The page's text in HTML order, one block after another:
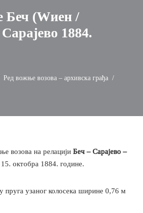
Беч (Wиен /
1884.
Ред вожње возова – архивска грађа
возова на релацији Беч – Сарајево –
октобра 1884. године.
пруга узаног колосека ширине 0,76 м